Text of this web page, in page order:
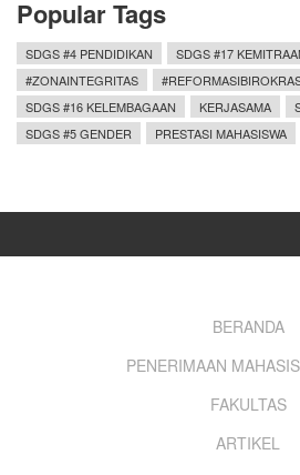
Popular Tags
SDGS #4 PENDIDIKAN SDGS #17
#ZONAINTEGRITAS
SDGS #16 KELEMBAGAAN
KERJASAMA
SDGS #5 GENDER
PRESTASI MAHASISWA
BERANDA
PENERIMAAN
FAKULTAS
ARTIKEL